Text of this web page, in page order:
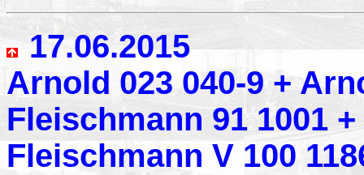
17.06.2015
Arnold 023 040-9 +
Fleischmann 91 1001
Fleischmann V 100